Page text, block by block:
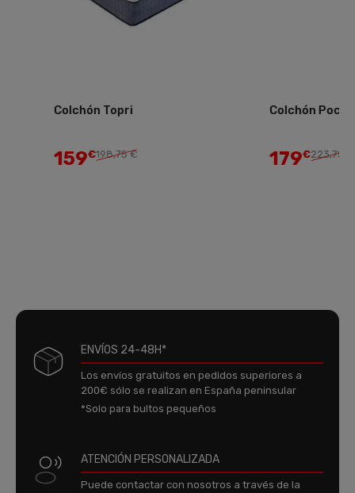
Colchón Topri
159€198,75 €
Colchón Pocket
179€223,75 €
ENVÍOS 24-48H*
Los envíos gratuitos en pedidos superiores a
200€ sólo se realizan en España peninsular
*Solo para bultos pequeños
ATENCIÓN PERSONALIZADA
Puede contactar con nosotros a través de la